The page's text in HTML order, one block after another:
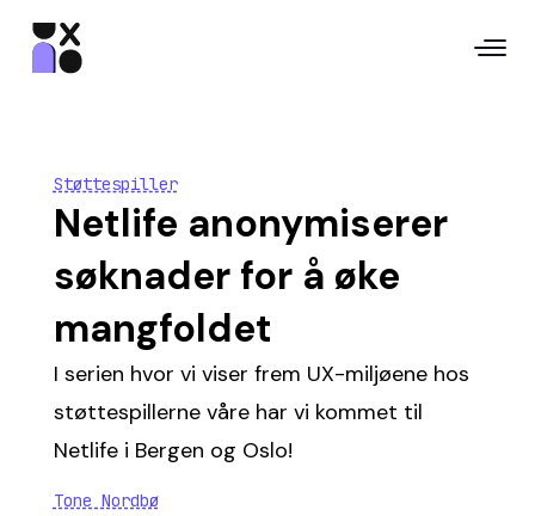
Støttespiller
Netlife anonymiserer
søknader for å øke
mangfoldet
I serien hvor vi viser frem UX-miljøene hos
støttespillerne våre har vi kommet til
Netlife i Bergen og Oslo!
Tone Nordbø